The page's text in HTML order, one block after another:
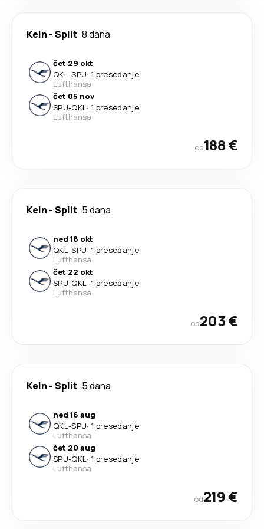
Keln -Split 8 dana
čet 29 okt
QKL-SPU· 1 presedanje
Lufthansa
čet 05 nov
SPU-QKL· 1 presedanje
Lufthansa
od188 €
Keln -Split 5 dana
ned 18 okt
QKL-SPU· 1 presedanje
Lufthansa
čet 22 okt
SPU-QKL· 1 presedanje
Lufthansa
od203 €
Keln -Split 5 dana
ned 16 aug
QKL-SPU· 1 presedanje
Lufthansa
čet 20 aug
SPU-QKL· 1 presedanje
Lufthansa
od219 €